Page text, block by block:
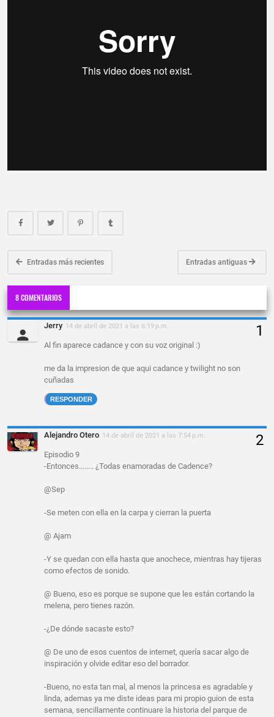
Entradas más recientes Entradas antiguas
8 COMENTARIOS
Jerry 14 de abril de 2021 a las 6:19 p.m.
Al fin aparece cadance y con su voz original :)
me da la impresion de que aqui cadance y twilight no son
cuñadas
RESPONDER
Alejandro Otero 14 de abril de 2021 a las 7:54 p.m.
Episodio 9
-Entonces…….. ¿Todas enamoradas de Cadence?
@Sep
-Se meten con ella en la carpa y cierran la puerta
@ Ajam
-Y se quedan con ella hasta que anochece, mientras hay tijeras
como efectos de sonido.
@ Bueno, eso es porque se supone que les están cortando la
melena, pero tienes razón.
-¿De dónde sacaste esto?
@ De uno de esos cuentos de internet, quería sacar algo de
inspiración y olvide editar eso del borrador.
-Bueno, no esta tan mal, al menos la princesa es agradable y
linda, ademas ya me diste ideas para mi propio guion de esta
semana, sencillamente continuare la historia del parque de